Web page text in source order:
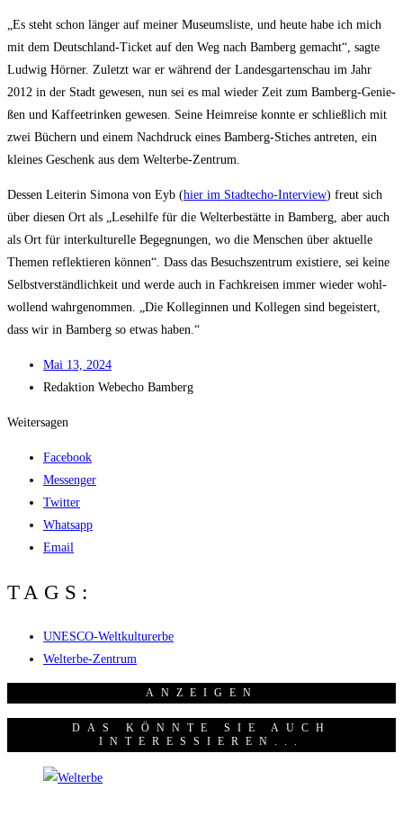
„Es steht schon län­ger auf mei­ner Muse­ums­lis­te, und heu­te habe ich mich
mit dem Deutsch­land-Ticket auf den Weg nach Bam­berg gemacht“, sag­te
Lud­wig Hör­ner. Zuletzt war er wäh­rend der Lan­des­gar­ten­schau im Jahr
2012 in der Stadt gewe­sen, nun sei es mal wie­der Zeit zum Bam­berg-Genie­
ßen und Kaf­fee­trin­ken gewe­sen. Sei­ne Heim­rei­se konn­te er schließ­lich mit
zwei Büchern und einem Nach­druck eines Bam­berg-Sti­ches antre­ten, ein
klei­nes Geschenk aus dem Welterbe-Zentrum.
Des­sen Lei­te­rin Simo­na von Eyb (hier im Stadt­echo-Inter­view) freut sich
über die­sen Ort als „Lese­hil­fe für die Welt­erbe­stät­te in Bam­berg, aber auch
als Ort für inter­kul­tu­rel­le Begeg­nun­gen, wo die Men­schen über aktu­el­le
The­men reflek­tie­ren kön­nen“. Dass das Besuchs­zen­trum exis­tie­re, sei kei­ne
Selbst­ver­ständ­lich­keit und wer­de auch in Fach­krei­sen immer wie­der wohl­
wol­lend wahr­ge­nom­men. „Die Kol­le­gin­nen und Kol­le­gen sind begeis­tert,
dass wir in Bam­berg so etwas haben.“
Mai 13, 2024
Redak­ti­on Web­echo Bamberg
Weitersagen
Facebook
Messenger
Twitter
Whatsapp
Email
TAGS:
UNESCO-Weltkulturerbe
Welterbe-Zentrum
ANZEI­GEN
DAS KÖNNTE SIE AUCH
INTERESSIEREN...